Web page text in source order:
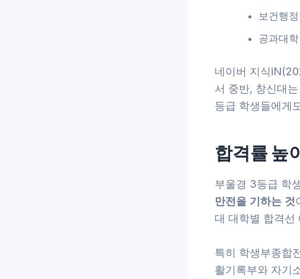
보건행
공과대
네이버 지식
서 중반, 창신대
등급 학생들에게
합격률 높
부울경 3등급 학
만전을 기하는 것
대 대학별 합격선
특히 학생부종합
활기록부와 자기